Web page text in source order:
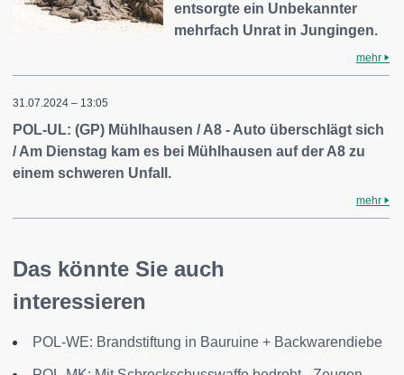
entsorgte ein Unbekannter
mehrfach Unrat in Jungingen.
mehr
31.07.2024 – 13:05
POL-UL: (GP) Mühlhausen / A8 - Auto überschlägt sich
/ Am Dienstag kam es bei Mühlhausen auf der A8 zu
einem schweren Unfall.
mehr
Das könnte Sie auch
interessieren
POL-WE: Brandstiftung in Bauruine + Backwarendiebe